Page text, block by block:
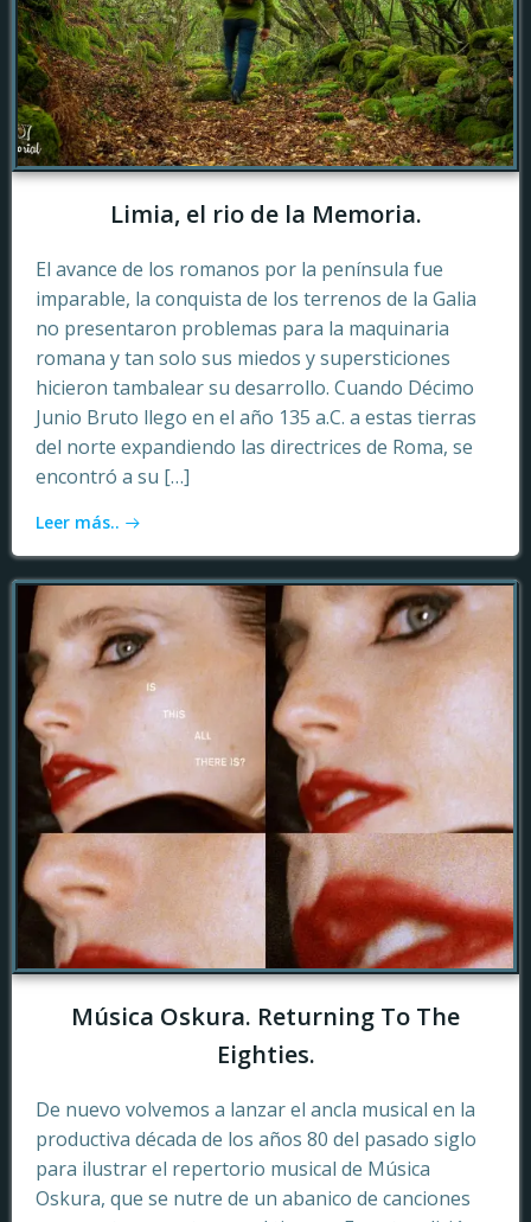
Limia, el rio de la Memoria.
El avance de los romanos por la península fue
imparable, la conquista de los terrenos de la Galia
no presentaron problemas para la maquinaria
romana y tan solo sus miedos y supersticiones
hicieron tambalear su desarrollo. Cuando Décimo
Junio Bruto llego en el año 135 a.C. a estas tierras
del norte expandiendo las directrices de Roma, se
encontró a su […]
Leer más..
Música Oskura. Returning To The
Eighties.
De nuevo volvemos a lanzar el ancla musical en la
productiva década de los años 80 del pasado siglo
para ilustrar el repertorio musical de Música
Oskura, que se nutre de un abanico de canciones